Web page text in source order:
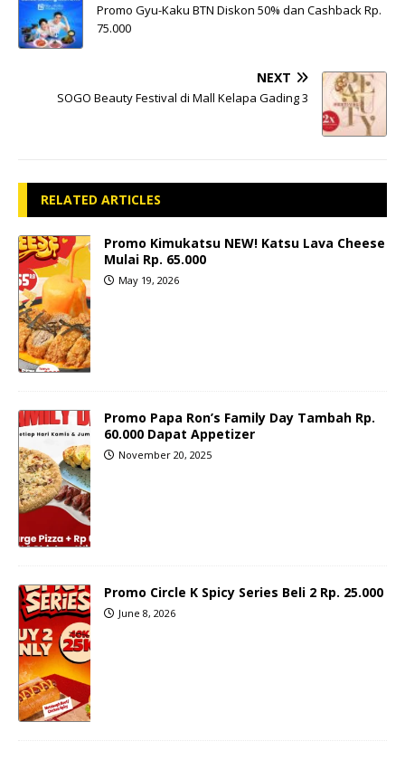
Promo Gyu-Kaku BTN Diskon 50% dan Cashback Rp.
75.000
NEXT
SOGO Beauty Festival di Mall Kelapa Gading 3
RELATED ARTICLES
Promo Kimukatsu NEW! Katsu Lava Cheese
Mulai Rp. 65.000
May 19, 2026
Promo Papa Ron’s Family Day Tambah Rp.
60.000 Dapat Appetizer
November 20, 2025
Promo Circle K Spicy Series Beli 2 Rp. 25.000
June 8, 2026